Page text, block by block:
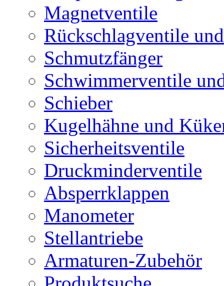
Magnetventile
Rückschlagventile
Schmutzfänger
Schwimmerventile
Schieber
Kugelhähne und
Sicherheitsventile
Druckminderventile
Absperrklappen
Manometer
Stellantriebe
Armaturen-Zubehör